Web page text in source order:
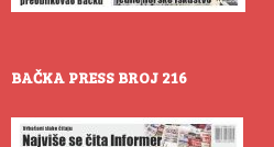
BAČKA PRESS BROJ 216